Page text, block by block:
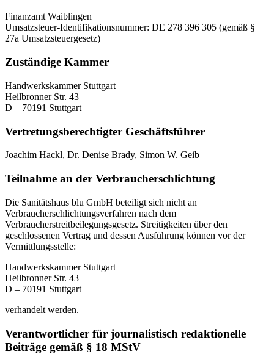
Finanzamt Waiblingen
Umsatzsteuer-Identifikationsnummer: DE 278 396 305 (gemäß §
27a Umsatzsteuergesetz)
Zuständige Kammer
Handwerkskammer Stuttgart
Heilbronner Str. 43
D – 70191 Stuttgart
Vertretungsberechtigter Geschäftsführer
Joachim Hackl, Dr. Denise Brady, Simon W. Geib
Teilnahme an der Verbraucherschlichtung
Die Sanitätshaus blu GmbH beteiligt sich nicht an
Verbraucherschlichtungsverfahren nach dem
Verbraucherstreitbeilegungsgesetz. Streitigkeiten über den
geschlossenen Vertrag und dessen Ausführung können vor der
Vermittlungsstelle:
Handwerkskammer Stuttgart
Heilbronner Str. 43
D – 70191 Stuttgart
verhandelt werden.
Verantwortlicher für journalistisch redaktionelle
Beiträge gemäß § 18 MStV